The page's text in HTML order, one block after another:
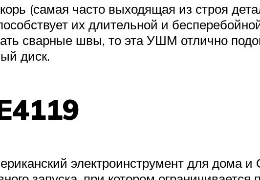
(самая часто выходящая из строя
их длительной и
сварные швы, то эта УШМ отлично
диск.
электроинструмент для дома